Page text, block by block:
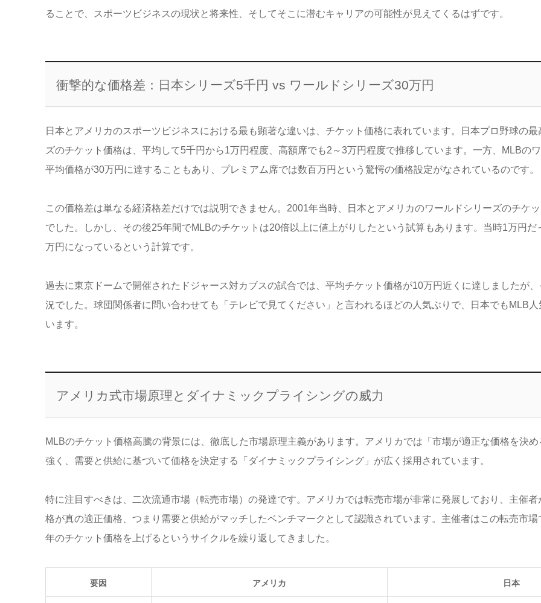
ることで、スポーツビジネスの現状と将来性、そしてそこに潜むキャリアの可能性が見えてくるはずです。
衝撃的な価格差：日本シリーズ5千円 vs ワールドシリーズ30万円
日本とアメリカのスポーツビジネスにおける最も顕著な違いは、チケット価格に表れています。日本プロ野球の
ズのチケット価格は、平均して5千円から1万円程度、高額席でも2～3万円程度で推移しています。一方、MLBの
平均価格が30万円に達することもあり、プレミアム席では数百万円という驚愕の価格設定がなされているのです。
この価格差は単なる経済格差だけでは説明できません。2001年当時、日本とアメリカのワールドシリーズのチケ
でした。しかし、その後25年間でMLBのチケットは20倍以上に値上がりしたという試算もあります。当時1万円だ
万円になっているという計算です。
過去に東京ドームで開催されたドジャース対カブスの試合では、平均チケット価格が10万円近くに達しましたが
況でした。球団関係者に問い合わせても「テレビで見てください」と言われるほどの人気ぶりで、日本でもMLB
います。
アメリカ式市場原理とダイナミックプライシングの威力
MLBのチケット価格高騰の背景には、徹底した市場原理主義があります。アメリカでは「市場が適正な価格を決
強く、需要と供給に基づいて価格を決定する「ダイナミックプライシング」が広く採用されています。
特に注目すべきは、二次流通市場（転売市場）の発達です。アメリカでは転売市場が非常に発展しており、主催
格が真の適正価格、つまり需要と供給がマッチしたベンチマークとして認識されています。主催者はこの転売市
年のチケット価格を上げるというサイクルを繰り返してきました。
要因 アメリカ 日本